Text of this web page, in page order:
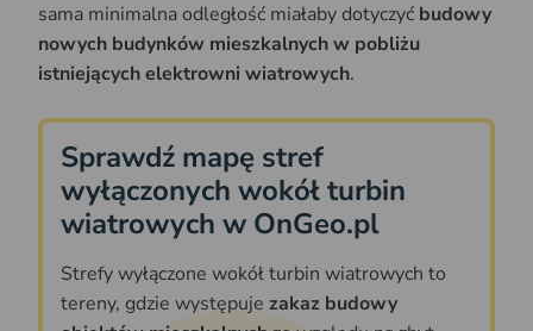
sama minimalna odległość miałaby dotyczyć budowy
nowych budynków mieszkalnych w pobliżu
istniejących elektrowni wiatrowych.
Sprawdź mapę stref
wyłączonych wokół turbin
wiatrowych w OnGeo.pl
Strefy wyłączone wokół turbin wiatrowych to
tereny, gdzie występuje zakaz budowy